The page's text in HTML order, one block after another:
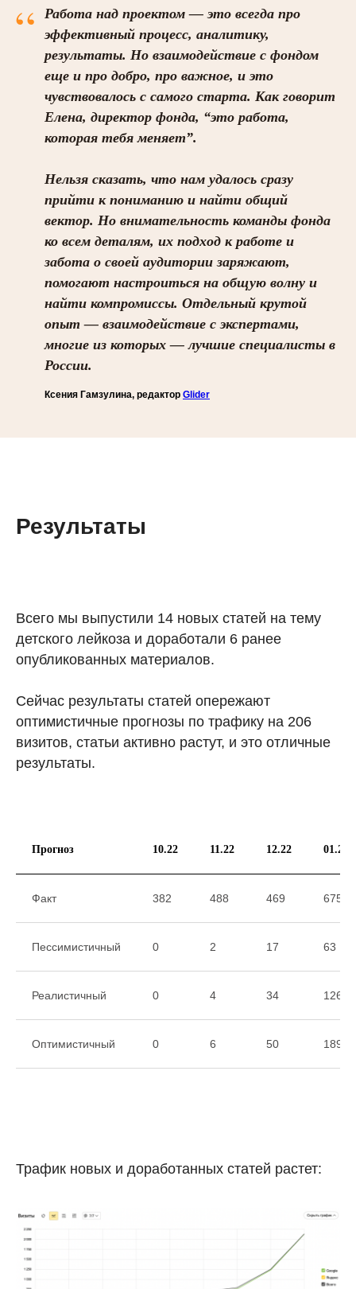
“
Работа над проектом — это всегда про
эффективный процесс, аналитику,
результаты. Но взаимодействие с фондом
еще и про добро, про важное, и это
чувствовалось с самого старта. Как говорит
Елена, директор фонда, “это работа,
которая тебя меняет”.
Нельзя сказать, что нам удалось сразу
прийти к пониманию и найти общий
вектор. Но внимательность команды фонда
ко всем деталям, их подход к работе и
забота о своей аудитории заряжают,
помогают настроиться на общую волну и
найти компромиссы. Отдельный крутой
опыт — взаимодействие с экспертами,
многие из которых — лучшие специалисты в
России.
Ксения Гамзулина, редактор Glider
Результаты
Всего мы выпустили 14 новых статей на тему
детского лейкоза и доработали 6 ранее
опубликованных материалов.
Сейчас результаты статей опережают
оптимистичные прогнозы по трафику на 206
визитов, статьи активно растут, и это отличные
результаты.
Прогноз 10.22 11.22 12.22 01.23
Факт 382 488 469 675
Пессимистичный 0 2 17 63
Реалистичный 0 4 34 126
Оптимистичный 0 6 50 189
Трафик новых и доработанных статей растет: